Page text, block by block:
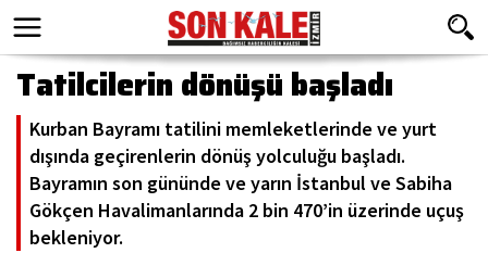
Tatilcilerin dönüşü başladı
Kurban Bayramı tatilini memleketlerinde ve yurt
dışında geçirenlerin dönüş yolculuğu başladı.
Bayramın son gününde ve yarın İstanbul ve Sabiha
Gökçen Havalimanlarında 2 bin 470’in üzerinde uçuş
bekleniyor.